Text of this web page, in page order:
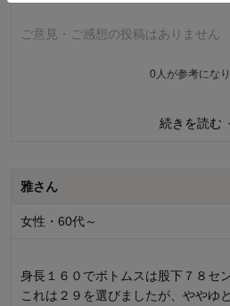
ご意見・ご感想の投稿はありません
0 人が参考にな
続きを読む
雅さん
女性・60代～
身長１６０でボトムスは股下７８セ
これは２９を選びましたが、ややゆ